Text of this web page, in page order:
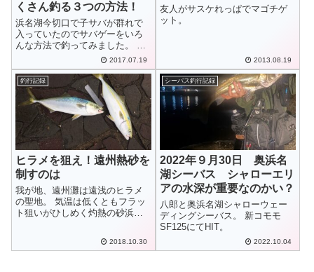
くさん釣る３つの方法！
浜名湖今切口で子サバが群れで
入っていたのでサバゲーをいろ
んな方法で釣ってみました。 た
まに出くわす子サバを釣る時の
参考に。
2017.07.19
友人がサスケれっぱでマゴチゲ
ット。
2013.08.19
釣行記録
ヒラメを狙え！遠州熱砂を
制すのは
我が地、遠州灘は遠浅のヒラメ
の聖地。 気温は低くともフラッ
ト狙いがひしめく灼熱の砂浜。
2018.10.30
シーバス釣行記録
2022年９月30日 奥浜名
湖シーバス シャローエリ
アの水深が重要なのかい？
八郎と奥浜名湖シャローウェー
ディングシーバス。 新コモモ
SF125にてHIT。
2022.10.04